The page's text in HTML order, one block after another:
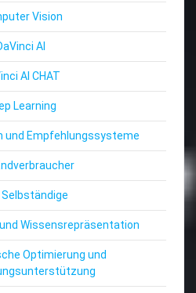
Vision
AI
AI CHAT
Learning
und Empfehlungssysteme
Selbständige
Wissensrepräsentation
Optimierung und